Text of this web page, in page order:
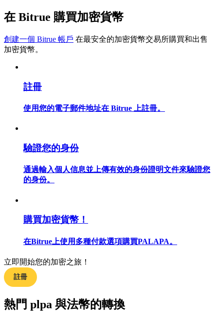
合約資訊
合約功能使用指南
學習如何保持盈利
在 Bitrue 購買加密貨幣
創建一個 Bitrue 帳戶 在最安全的加密貨幣交易所購買和出售
加密貨幣。
註冊
使用您的電子郵件地址在 Bitrue 上註冊。
驗證您的身份
通過輸入個人信息並上傳有效的身份證明文件來驗證您
的身份。
購買加密貨幣！
在Bitrue上使用多種付款選項購買PALAPA。
立即開始您的加密之旅！
註冊
熱門 plpa 與法幣的轉換